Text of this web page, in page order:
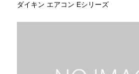
ダイキン エアコン Eシリーズ